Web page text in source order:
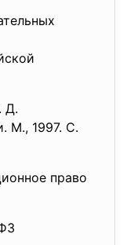
Д.
М., 1997. С.
право